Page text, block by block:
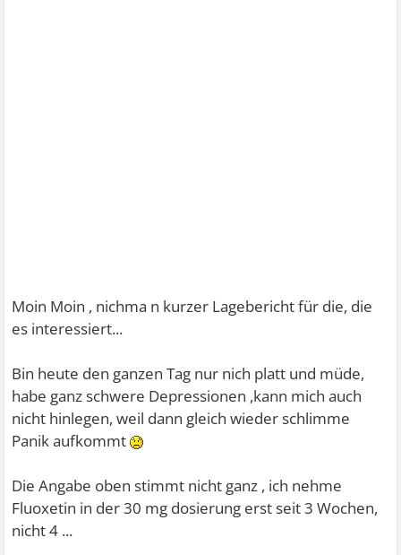
Moin Moin , nichma n kurzer Lagebericht für die, die
es interessiert...
Bin heute den ganzen Tag nur nich platt und müde,
habe ganz schwere Depressionen ,kann mich auch
nicht hinlegen, weil dann gleich wieder schlimme
Panik aufkommt
Die Angabe oben stimmt nicht ganz , ich nehme
Fluoxetin in der 30 mg dosierung erst seit 3 Wochen,
nicht 4 ...